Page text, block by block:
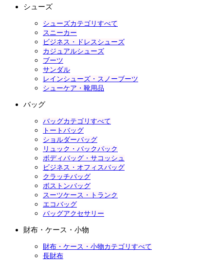
シューズ
シューズカテゴリすべて
スニーカー
ビジネス・ドレスシューズ
カジュアルシューズ
ブーツ
サンダル
レインシューズ・スノーブーツ
シューケア・靴用品
バッグ
バッグカテゴリすべて
トートバッグ
ショルダーバッグ
リュック・バックパック
ボディバッグ・サコッシュ
ビジネス・オフィスバッグ
クラッチバッグ
ボストンバッグ
スーツケース・トランク
エコバッグ
バッグアクセサリー
財布・ケース・小物
財布・ケース・小物カテゴリすべて
長財布